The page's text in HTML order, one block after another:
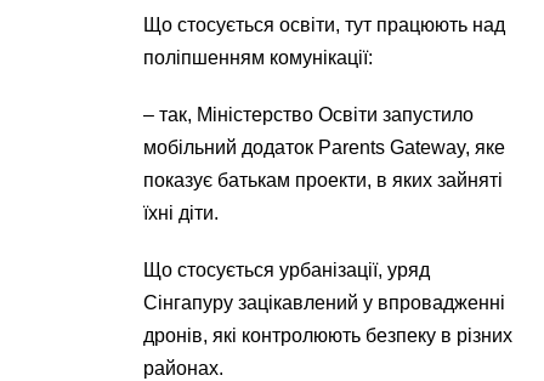
Що стосується освіти, тут працюють над
поліпшенням комунікації:
– так, Міністерство Освіти запустило
мобільний додаток Parents Gateway, яке
показує батькам проекти, в яких зайняті
їхні діти.
Що стосується урбанізації, уряд
Сінгапуру зацікавлений у впровадженні
дронів, які контролюють безпеку в різних
районах.